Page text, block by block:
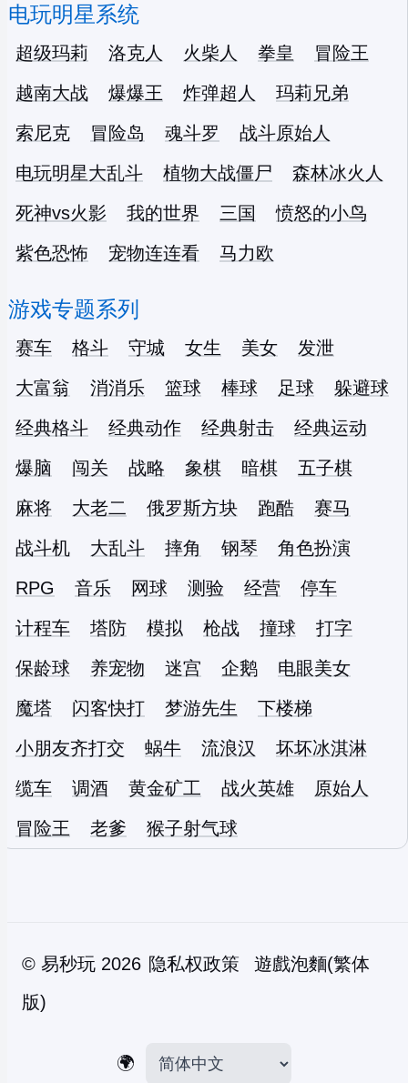
电玩明星系统
超级玛莉 洛克人 火柴人 拳皇
冒险王
越南大战
爆爆王 炸弹超人
玛莉兄弟
索尼克
冒险岛 魂斗罗
战斗原始人
电玩明星大乱斗
植物大战僵尸
森林冰火人
死神vs火影
我的世界 三国
愤怒的小鸟
紫色恐怖
宠物连连看 马力欧
游戏专题系列
赛车 格斗 守城 女生 美女
发泄
大富翁
消消乐 篮球 棒球 足球
躲避球
经典格斗
经典动作 经典射击
经典运动
爆脑
闯关 战略 象棋 暗棋
五子棋
麻将
大老二 俄罗斯方块 跑酷
赛马
战斗机
大乱斗 摔角 钢琴
角色扮演
RPG
音乐 网球 测验 经营
停车
计程车
塔防 模拟 枪战 撞球
打字
保龄球
养宠物 迷宫 企鹅
电眼美女
魔塔
闪客快打 梦游先生
下楼梯
小朋友齐打交
蜗牛 流浪汉
坏坏冰淇淋
缆车
调酒 黄金矿工 战火英雄
原始人
冒险王
老爹 猴子射气球
© 易秒玩 2026 隐私权政策
遊戲泡麵(繁体
版)
🌍